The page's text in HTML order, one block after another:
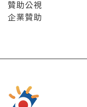
贊助公視
企業贊助